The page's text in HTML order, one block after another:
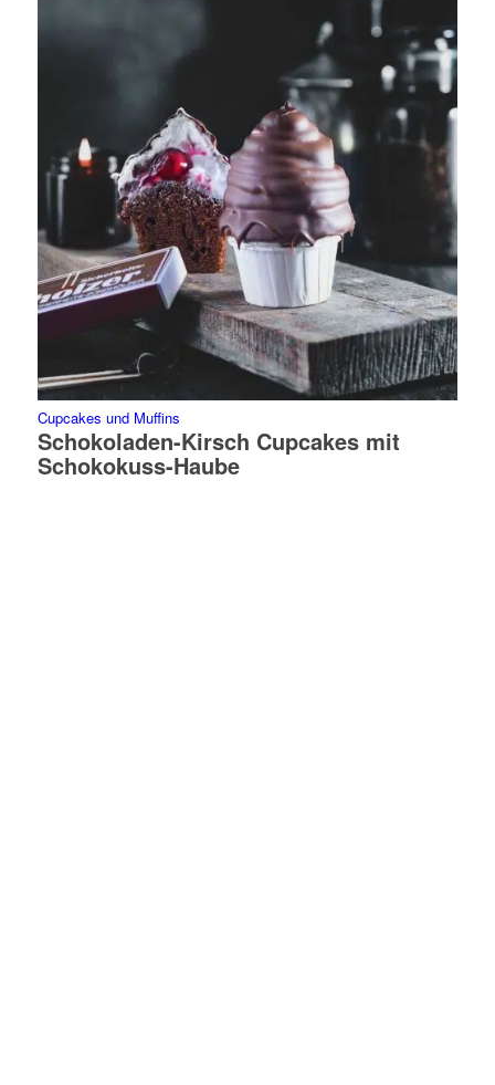
Cupcakes und Muffins
Schokoladen-Kirsch Cupcakes mit
Schokokuss-Haube